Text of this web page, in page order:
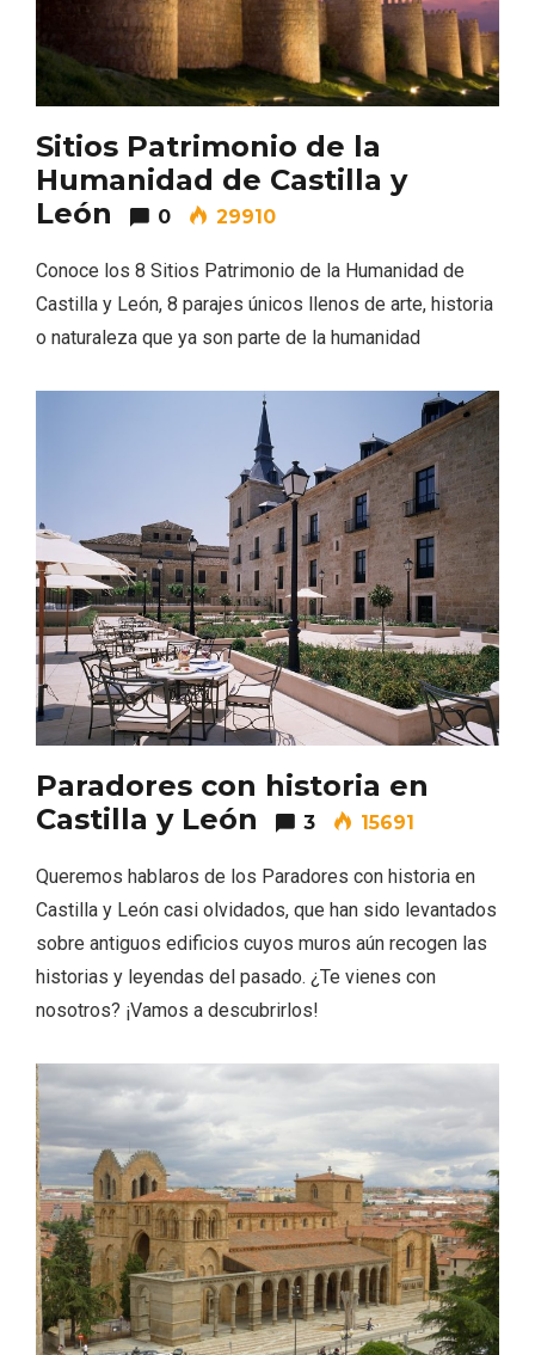
Sitios Patrimonio de la
Humanidad de Castilla y
León
0 29910
Conoce los 8 Sitios Patrimonio de la Humanidad de
Castilla y León, 8 parajes únicos llenos de arte, historia
o naturaleza que ya son parte de la humanidad
Paradores con historia en
Castilla y León
3 15691
Queremos hablaros de los Paradores con historia en
Castilla y León casi olvidados, que han sido levantados
sobre antiguos edificios cuyos muros aún recogen las
historias y leyendas del pasado. ¿Te vienes con
nosotros? ¡Vamos a descubrirlos!
Recorre los fiordos leoneses en Riaño
El Cronicón de Oña sale a la calle
Conciertos gratuitos del coro Wetherby
Preparatory School en Ávila y Salamanca